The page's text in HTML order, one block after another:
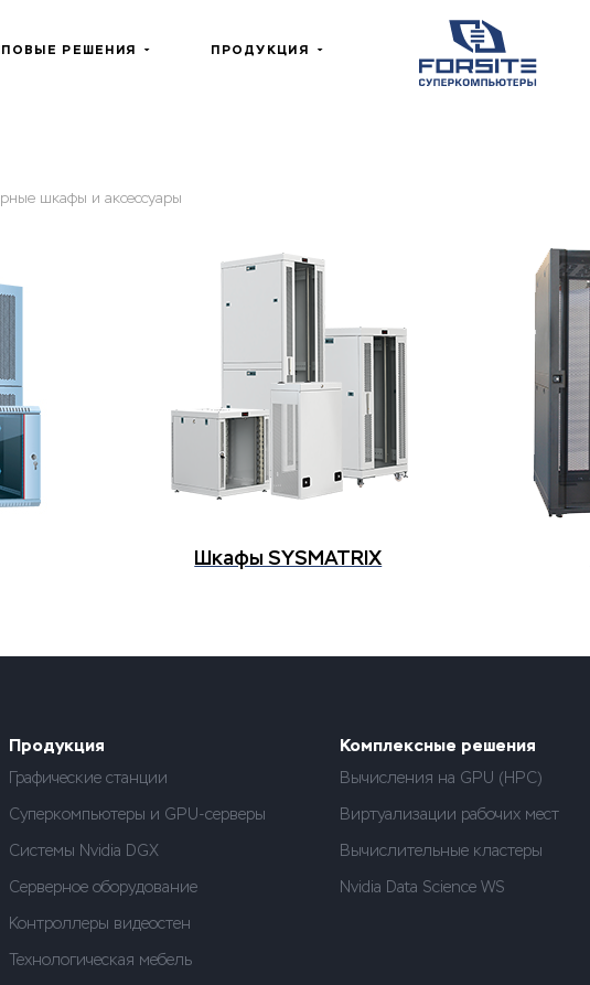
РЕШЕНИЯ ПРОДУКЦИЯ
шкафы и аксессуары
Шкафы SYSMATRIX
Продукция
Графические станции
Суперкомпьютеры и GPU-серверы
Системы Nvidia DGX
Серверное оборудование
Контроллеры видеостен
Технологическая мебель
Комплексные решения
Вычисления на GPU (HPC)
Виртуализации рабочих мест
Вычислительные кластеры
Nvidia Data Science WS